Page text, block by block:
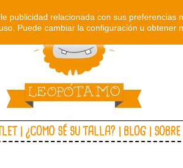
¿COMO SÉ SU TALLA? BLOG
relacionada con sus preferencias
Puede cambiar la configuración u obtener